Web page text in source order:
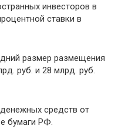
инвесторов в
ставки в
размер размещения
руб. и 28 млрд. руб.
средств от
бумаги РФ.